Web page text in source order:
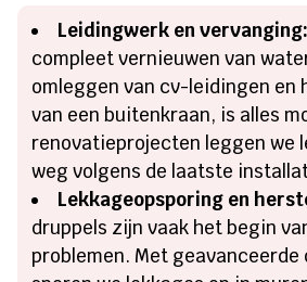
Leidingwerk en vervanging:
compleet vernieuwen van
omleggen van cv-leidingen en
van een buitenkraan, is alles
renovatieprojecten leggen we
weg volgens de laatste
Lekkageopsporing en
druppels zijn vaak het begin
problemen. Met